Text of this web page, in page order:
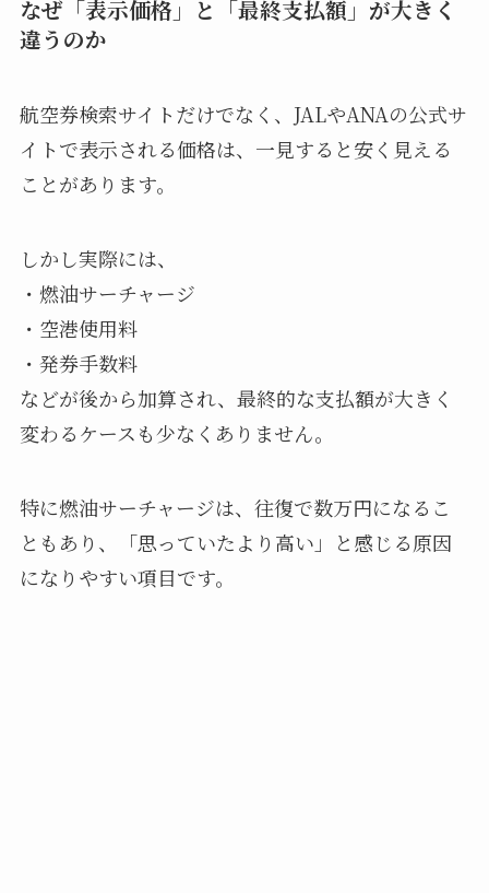
なぜ「表示価格」と「最終支払額」が大きく
違うのか
航空券検索サイトだけでなく、JALやANAの公式サ
イトで表示される価格は、一見すると安く見える
ことがあります。
しかし実際には、
・燃油サーチャージ
・空港使用料
・発券手数料
などが後から加算され、最終的な支払額が大きく
変わるケースも少なくありません。
特に燃油サーチャージは、往復で数万円になるこ
ともあり、「思っていたより高い」と感じる原因
になりやすい項目です。